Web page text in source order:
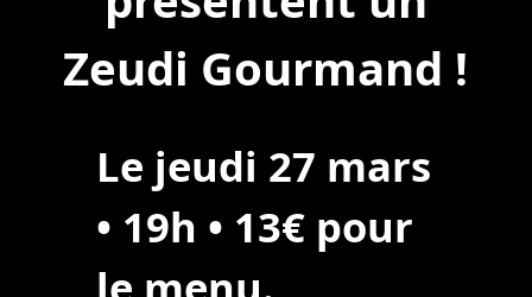
Zeudi Gourmand !
Le jeudi 27 mars
• 19h • 13€ pour